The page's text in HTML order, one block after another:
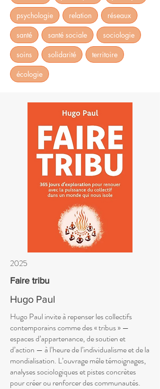
psychologie relation réseaux
santé santé sociale sociologie
soins solidarité territoire
écologie
2025
Faire tribu
Hugo Paul
Hugo Paul invite à repenser les collectifs
contemporains comme des « tribus » —
espaces d’appartenance, de soutien et
d’action — à l’heure de l’individualisme et de la
mondialisation. L’ouvrage mêle témoignages,
analyses sociologiques et pistes concrètes
pour créer ou renforcer des communautés.